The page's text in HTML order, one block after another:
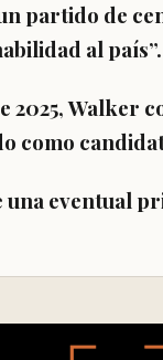
partido de
al país”.
2025,Walker
como
eventual